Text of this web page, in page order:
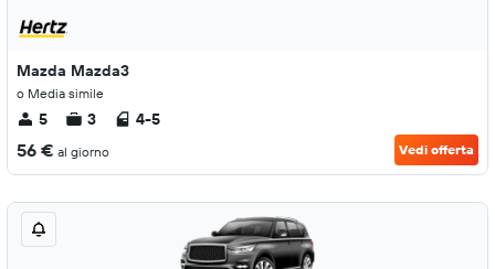
Mazda Mazda3
o Media simile
5 3 4-5
56 € al giorno Vedi offerta